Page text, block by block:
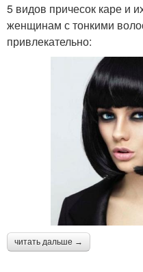
5 видов причесок каре и
женщинам с тонкими
привлекательно:
читать дальше →